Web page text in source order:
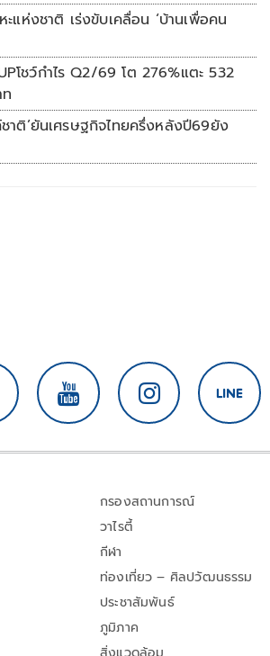
ะแห่งชาติ เร่งขับเคลื่อน ‘บ้านเพื่อคน
โชว์กำไร Q2/69 โต 276%แตะ 532
ชาติ’ยันเศรษฐกิจไทยครึ่งหลังปี69ยัง
กรองสถานการณ์
วาไรตี้
กีฬา
ท่องเที่ยว – ศิลปวัฒนธรรม
ประชาสัมพันธ์
ภูมิภาค